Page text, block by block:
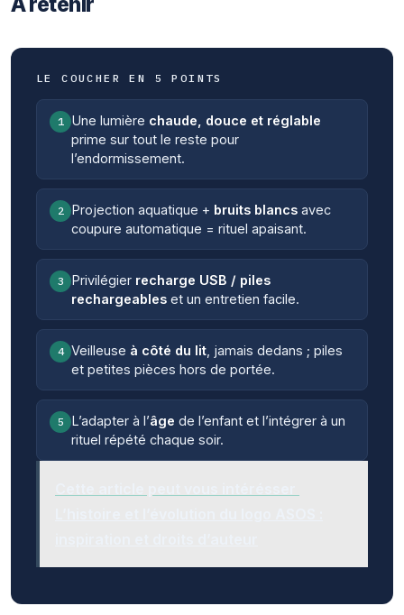
LE COUCHER EN 5 POINTS
1 Une lumière chaude, douce et réglable
prime sur tout le reste pour
l’endormissement.
2 Projection aquatique + bruits blancs avec
coupure automatique = rituel apaisant.
3 Privilégier recharge USB / piles
rechargeables et un entretien facile.
4 Veilleuse à côté du lit , jamais dedans ; piles
et petites pièces hors de portée.
5 L’adapter à l’âge de l’enfant et l’intégrer à un
rituel répété chaque soir.